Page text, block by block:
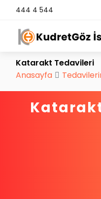
444 4 544
Katarakt Tedavileri
Anasayfa